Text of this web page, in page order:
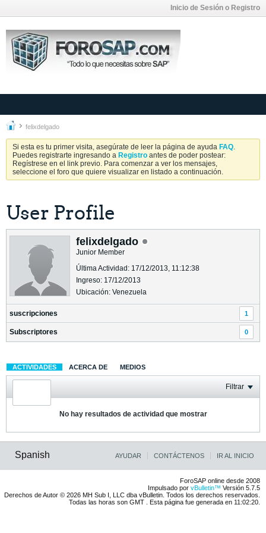
Inicio de Sesión o Registro
felixdelgado
Si esta es tu primer visita, asegúrate de leer la página de ayuda FAQ.
Puedes registrarte ingresando a Registro antes de poder postear:
Regístrese en el link previo. Para comenzar a ver los mensajes,
seleccione el foro que quiere visualizar en listado a continuación.
User Profile
felixdelgado
Junior Member
Última Actividad: 17/12/2013, 11:12:38
Ingreso: 17/12/2013
Ubicación: Venezuela
suscripciones 1
Subscriptores 0
ACTIVIDADES ACERCA DE MEDIOS
Filtrar
No hay resultados de actividad que mostrar
Spanish AYUDAR CONTÁCTENOS IR AL INICIO
ForoSAP online desde 2008
Impulsado por vBulletin™ Versión 5.7.5
Derechos de Autor © 2026 MH Sub I, LLC dba vBulletin. Todos los derechos reservados.
Todas las horas son GMT . Esta página fue generada en 11:02:20.